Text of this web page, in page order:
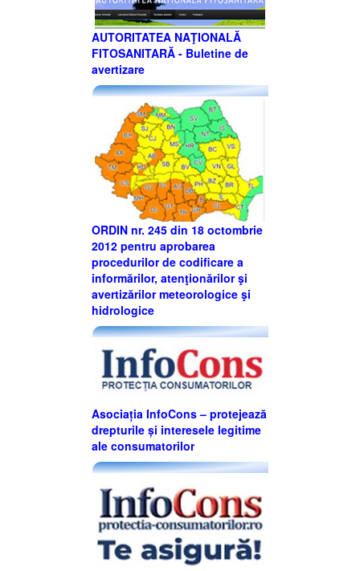
AUTORITATEA NAŢIONALĂ
FITOSANITARĂ - Buletine de
avertizare
ORDIN nr. 245 din 18 octombrie
2012 pentru aprobarea
procedurilor de codificare a
informărilor, atenţionărilor şi
avertizărilor meteorologice şi
hidrologice
Asociația InfoCons – protejează
drepturile și interesele legitime
ale consumatorilor